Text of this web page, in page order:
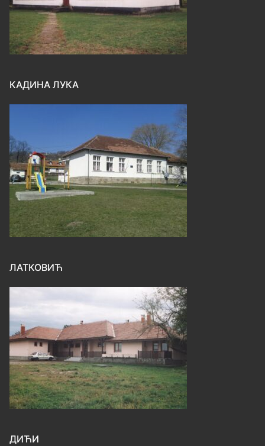
КАДИНА ЛУКА
ЛАТКОВИЋ
ДИЋИ